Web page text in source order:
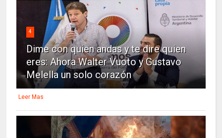
4
Dime con quien andas y te dire quien
eres: Ahora Walter Vuoto y Gustavo
Melella un solo corazón
Leer Mas